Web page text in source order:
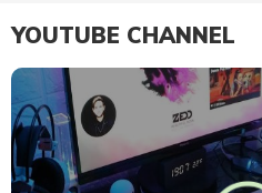
YOUTUBE CHANNEL